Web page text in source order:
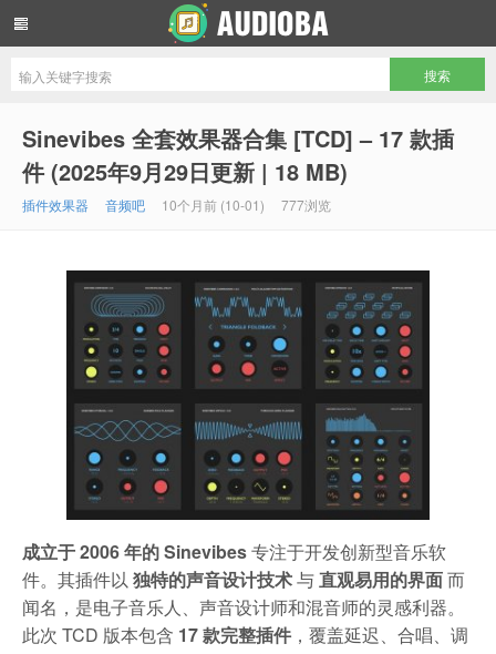
Sinevibes 全套效果器合集 [TCD] – 17 款插
件 (2025年9月29日更新 | 18 MB)
插件效果器 音频吧 10个月前 (10-01) 777浏览
成立于 2006 年的 Sinevibes专注于开发创新型音乐软
件。其插件以 独特的声音设计技术与直观易用的界面而
闻名，是电子音乐人、声音设计师和混音师的灵感利器。
此次 TCD 版本包含 17 款完整插件 ，覆盖延迟、合唱、调